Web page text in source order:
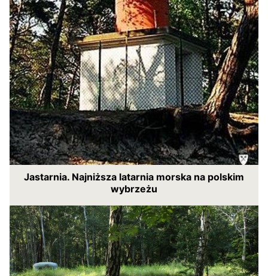
Jastarnia. Najniższa latarnia morska na polskim
wybrzeżu